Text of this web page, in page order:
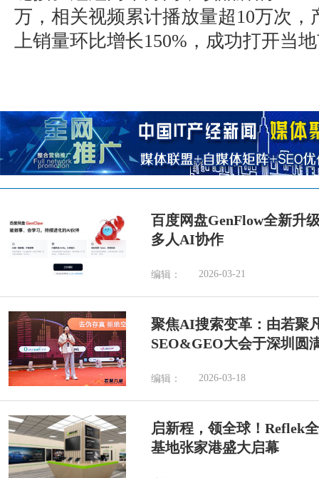
万，相关视频累计播放量超10万次，
上销量环比增长150%，成功打开当
百度网盘GenFlow全新升
多人AI协作
编辑： 2026-03-21
聚焦AI搜索变革：由若聚
SEO&GEO大会于深圳圆
编辑： 2026-03-18
启新程，领全球！Reflek
基地张家港盛大启幕